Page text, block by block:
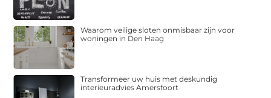
Waarom veilige sloten onmisbaar zijn voor
woningen in Den Haag
Transformeer uw huis met deskundig
interieuradvies Amersfoort